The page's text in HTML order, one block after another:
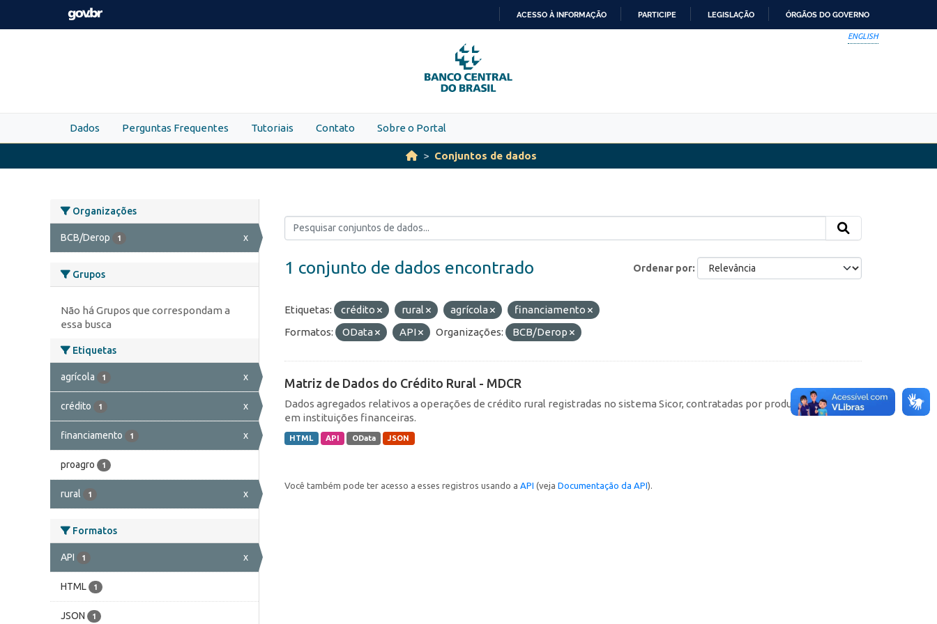
Skip to main content
PARA
O
CONTEÚDO
ACESSO À INFORMAÇÃO PARTICIPE LEGISLAÇÃO ÓRGÃOS DO GOVERNO
ENGLISH
Dados Perguntas Frequentes Tutoriais Contato Sobre o Portal
Conjuntos de dados
Organizações
BCB/Derop 1 x
Grupos
Não há Grupos que correspondam a
essa busca
Etiquetas
agrícola 1 x
crédito 1 x
financiamento 1 x
proagro 1
rural 1 x
Formatos
API 1 x
HTML 1
JSON 1
Ordenar por
1 conjunto de dados encontrado
Etiquetas: crédito rural agrícola
financiamento
Formatos:
OData API Organizações: BCB/Derop
Matriz de Dados do Crédito Rural - MDCR
Dados agregados relativos a operações de crédito rural registradas no sistema Sicor, contratadas por produtores rurais
em instituições financeiras.
HTML API OData JSON
Você também pode ter acesso a esses registros usando a API (veja Documentação da API).